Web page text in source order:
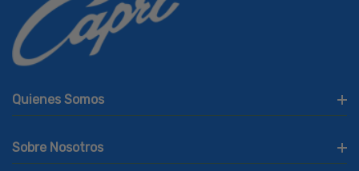
Quienes Somos
Sobre Nosotros